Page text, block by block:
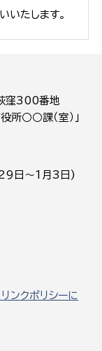
いたします。
窪300番地
○○課（室）」
29日～1月3日)
ンクポリシーに